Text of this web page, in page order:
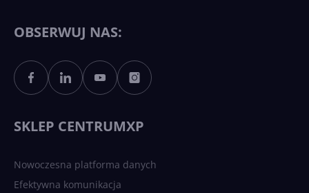
Sztuczna inteligencja po
polsku. Dość barier
OBSERWUJ NAS:
SKLEP CENTRUMXP
Nowoczesna platforma danych
Efektywna komunikacja